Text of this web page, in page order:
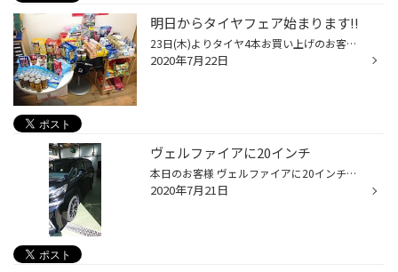
明日からタイヤフェア始まります!!
23日(木)よりタイヤ4本お買い上げのお客様に 豪華賞品プレゼントいたします。。。 ※除菌グッズたくさん揃えました。 なくなり次第終了です もちろんタイヤも特別価格でご用意しております。 4連休中のお越しをスタッフ一同心よりお待ちしております!!
2020年7月22日
ヴェルファイアに20インチ
本日のお客様 ヴェルファイアに20インチのホイールセットにてご購入頂きました＼(^o^)／ 大口径の20インチにメッキホイールはインパクトがあって格好いいですね(^^) ご成約ありがとうございます スペック 245/40R20 レオニスGX 20x8.5j 5/114 +35 SBC
2020年7月21日